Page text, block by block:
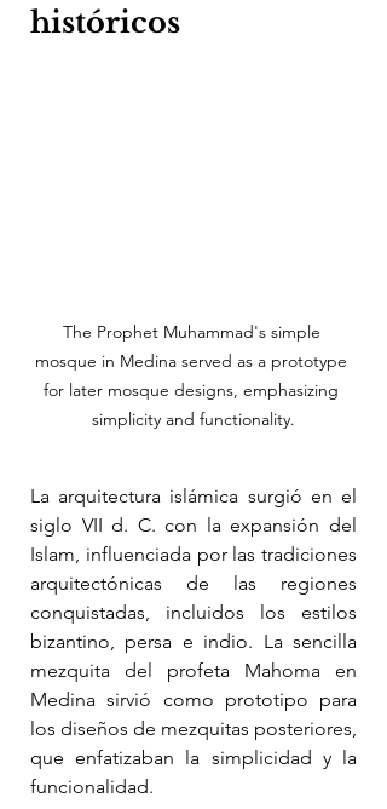
históricos
The Prophet Muhammad's simple
mosque in Medina served as a prototype
for later mosque designs, emphasizing
simplicity and functionality.
La arquitectura islámica surgió en el
siglo VII d. C. con la expansión del
Islam, influenciada por las tradiciones
arquitectónicas de las regiones
conquistadas, incluidos los estilos
bizantino, persa e indio. La sencilla
mezquita del profeta Mahoma en
Medina sirvió como prototipo para
los diseños de mezquitas posteriores,
que enfatizaban la simplicidad y la
funcionalidad.